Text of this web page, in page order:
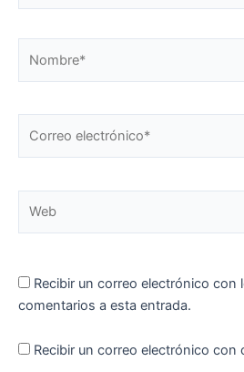
electrónico*
Recibir un correo electrónico con
comentarios a esta entrada.
Recibir un correo electrónico con